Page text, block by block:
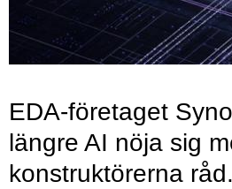
EDA-företaget
längre AI nöja sig
konstruktörerna